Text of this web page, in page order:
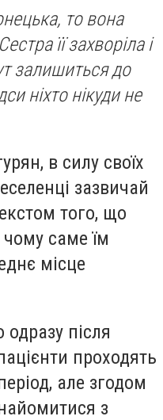
то вона
її захворіла і
залишиться до
ніхто нікуди не
в силу своїх
зазвичай
того, що
чому саме їм
місце
після
проходять
але згодом
з